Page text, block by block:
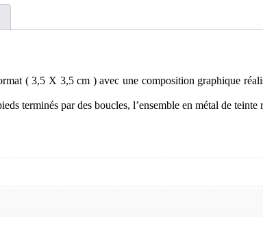
( 3,5 X 3,5 cm ) avec une composition graphique
terminés par des boucles, l’ensemble en métal de teinte